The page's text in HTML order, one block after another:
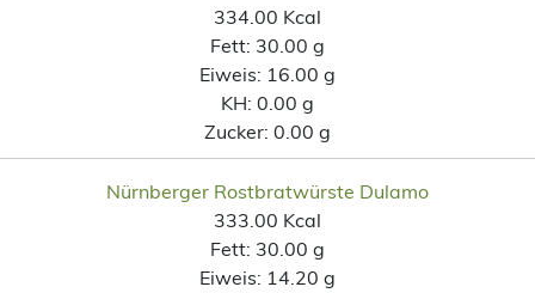
334.00 Kcal
Fett: 30.00 g
Eiweis: 16.00 g
KH: 0.00 g
Zucker: 0.00 g
Nürnberger Rostbratwürste Dulamo
333.00 Kcal
Fett: 30.00 g
Eiweis: 14.20 g